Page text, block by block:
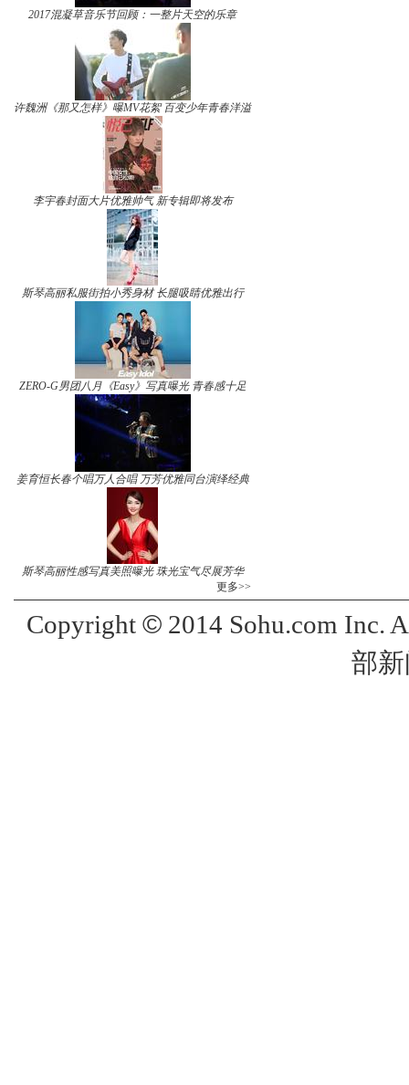
2017混凝草音乐节回顾：一整片天空的乐章
许魏洲《那又怎样》曝MV花絮 百变少年青春洋溢
李宇春封面大片优雅帅气 新专辑即将发布
斯琴高丽私服街拍小秀身材 长腿吸睛优雅出行
ZERO-G男团八月《Easy》写真曝光 青春感十足
姜育恒长春个唱万人合唱 万芳优雅同台演绎经典
斯琴高丽性感写真美照曝光 珠光宝气尽展芳华
更多>>
Copyright ©2014 Sohu.com Inc.
部